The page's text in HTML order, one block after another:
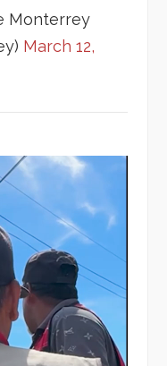
Monterrey
March 12,